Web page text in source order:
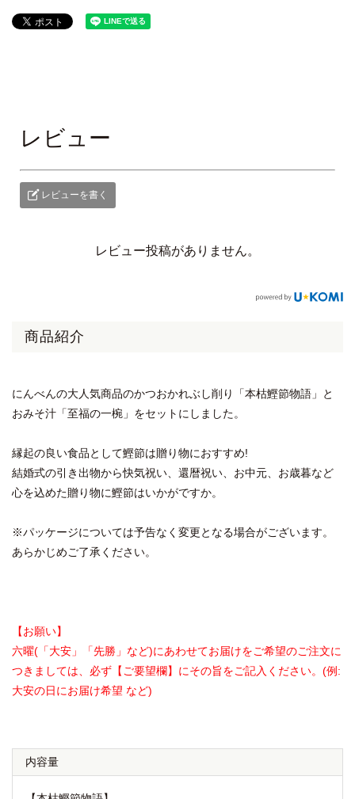
レビュー
レビューを書く
レビュー投稿がありません。
商品紹介
にんべんの大人気商品のかつおかれぶし削り「本枯鰹節物語」と
おみそ汁「至福の一椀」をセットにしました。
縁起の良い食品として鰹節は贈り物におすすめ!
結婚式の引き出物から快気祝い、還暦祝い、お中元、お歳暮など
心を込めた贈り物に鰹節はいかがですか。
※パッケージについては予告なく変更となる場合がございます。
あらかじめご了承ください。
【お願い】
六曜(「大安」「先勝」など)にあわせてお届けをご希望のご注文に
つきましては、必ず【ご要望欄】にその旨をご記入ください。(例:
大安の日にお届け希望 など)
内容量